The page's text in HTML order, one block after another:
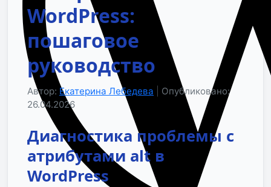
WordPress:
пошаговое
руководство
Автор: Екатерина Лебедева
Опубликовано:
26.04.2026
Диагностика проблемы с
атрибутами alt в
WordPress